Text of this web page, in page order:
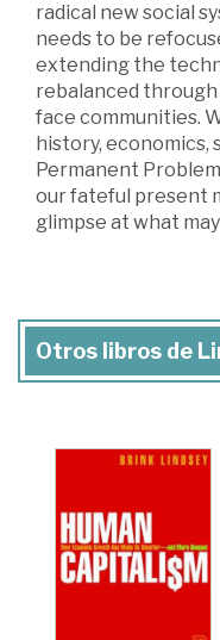
radical new social
needs to be
extending the
rebalanced
face communities.
history, economics,
Permanent
our fateful present
glimpse at what
Otros libros de